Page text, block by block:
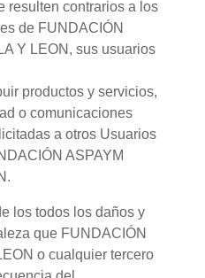
resulten contrarios a los
de FUNDACIÓN
Y LEON, sus usuarios
productos y servicios,
o comunicaciones
a otros Usuarios
ASPAYM
los todos los daños y
que FUNDACIÓN
o cualquier tercero